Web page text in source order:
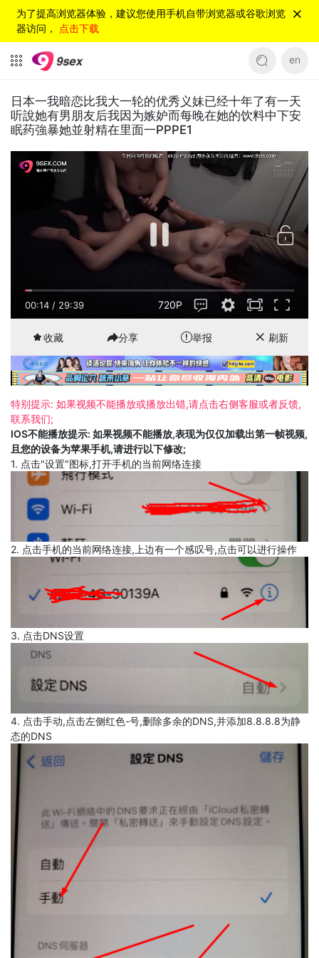
为了提高浏览器体验，建议您使用手机自带浏览器或谷歌浏览
器访问， 点击下载
en
日本一我暗恋比我大一轮的优秀义妹已经十年了有一天
听說她有男朋友后我因为嫉妒而每晚在她的饮料中下安
眠药強暴她並射精在里面一PPPE1
00:15 / 29:39 720P
收藏 分享 举报 刷新
特别提示: 如果视频不能播放或播放出错,请点击右侧客服或者反馈,
联系我们;
IOS不能播放提示: 如果视频不能播放,表现为仅仅加载出第一帧视频,
且您的设备为苹果手机,请进行以下修改;
1. 点击"设置"图标,打开手机的当前网络连接
2. 点击手机的当前网络连接,上边有一个感叹号,点击可以进行操作
3. 点击DNS设置
4. 点击手动,点击左侧红色-号,删除多余的DNS,并添加8.8.8.8为静
态的DNS